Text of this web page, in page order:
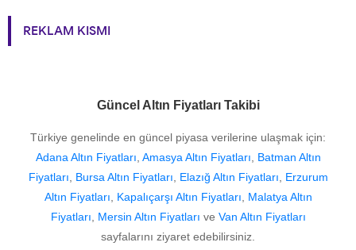
REKLAM KISMI
Güncel Altın Fiyatları Takibi
Türkiye genelinde en güncel piyasa verilerine ulaşmak için:
Adana Altın Fiyatları Amasya Altın Fiyatları
Batman Altın
Fiyatları
Bursa Altın Fiyatları Elazığ Altın Fiyatları
Erzurum
Altın Fiyatları
Kapalıçarşı Altın Fiyatları
Malatya Altın
Fiyatları
Mersin Altın Fiyatları ve Van Altın Fiyatları
sayfalarını ziyaret edebilirsiniz.